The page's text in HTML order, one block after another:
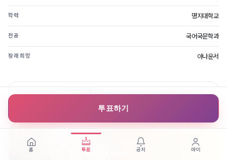
학력 명지대학교
전공 국어국문학과
장래희망 아나운서
투표하기
홈 투표 공지 마이